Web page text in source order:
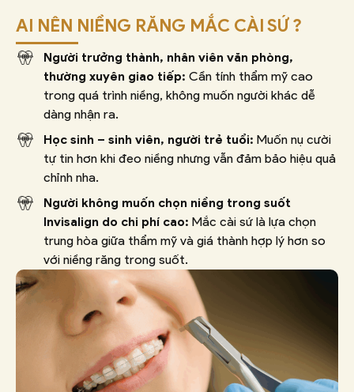
AI NÊN NIỀNG RĂNG MẮC CÀI SỨ ?
Người trưởng thành, nhân viên văn phòng,
thường xuyên giao tiếp: Cần tính thẩm mỹ cao
trong quá trình niềng, không muốn người khác dễ
dàng nhận ra.
Học sinh – sinh viên, người trẻ tuổi: Muốn nụ cười
tự tin hơn khi đeo niềng nhưng vẫn đảm bảo hiệu quả
chỉnh nha.
Người không muốn chọn niềng trong suốt
Invisalign do chi phí cao: Mắc cài sứ là lựa chọn
trung hòa giữa thẩm mỹ và giá thành hợp lý hơn so
với niềng răng trong suốt.